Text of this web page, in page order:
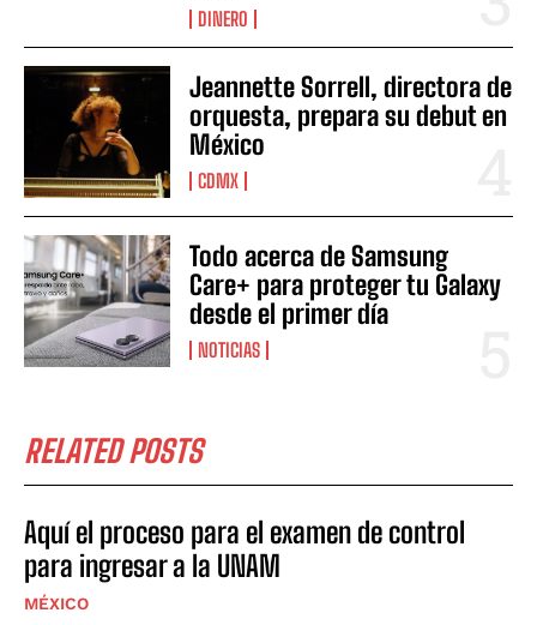
DINERO
Jeannette Sorrell, directora de
orquesta, prepara su debut en
México
CDMX
Todo acerca de Samsung
Care+ para proteger tu Galaxy
desde el primer día
NOTICIAS
RELATED POSTS
Aquí el proceso para el examen de control
para ingresar a la UNAM
MÉXICO